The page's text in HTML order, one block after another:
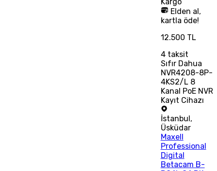
Elden al,
kartla öde!
12.500 TL
4taksit
Sıfır Dahua
NVR4208-8P-
4KS2/L 8
Kanal PoE NVR
Kayıt Cihazı
İstanbul,
Üsküdar
Maxell
Professional
Digital
Betacam B-